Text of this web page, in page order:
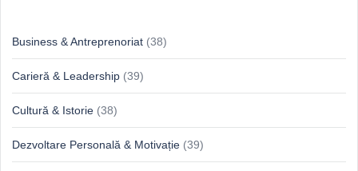
Business & Antreprenoriat (38)
Carieră & Leadership (39)
Cultură & Istorie (38)
Dezvoltare Personală & Motivație (39)